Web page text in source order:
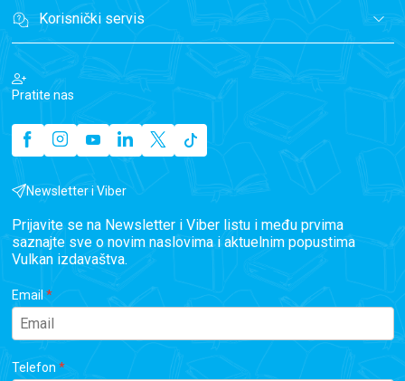
Korisnički servis
Pratite nas
Newsletter i Viber
Prijavite se na Newsletter i Viber listu i među prvima
saznajte sve o novim naslovima i aktuelnim popustima
Vulkan izdavaštva.
Email
Telefon